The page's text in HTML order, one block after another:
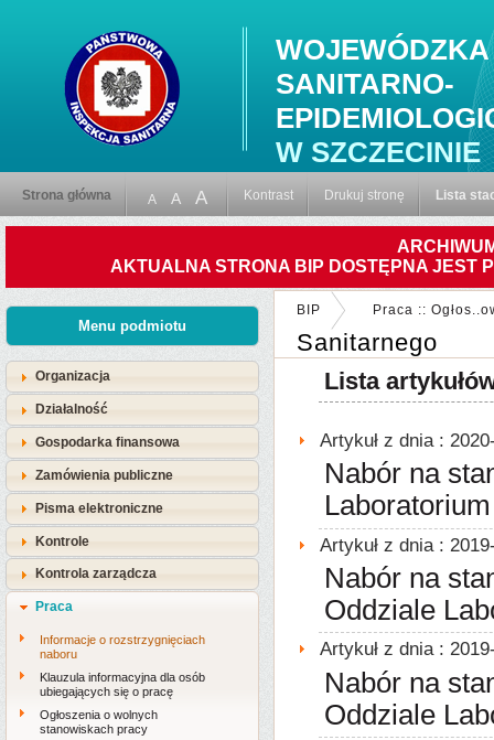
SANITARNO-
W SZCZECINIE
Lista
Drukuj stronę
Kontrast
A A A
Strona główna
AKTUALNA STRONA BIP DOSTĘPNA JEST
Menu podmiotu
Organizacja
Działalność
Gospodarka finansowa
Zamówienia publiczne
Pisma elektroniczne
Kontrole
Kontrola zarządcza
Praca
Informacje o rozstrzygnięciach
naboru
Klauzula informacyjna dla osób
ubiegających się o pracę
Ogłoszenia o wolnych
stanowiskach pracy
BIP Praca ::
Sanitarnego
Lista
Artykuł z dnia :
Nabór na
Artykuł z dnia :
Nabór na
Oddziale
Artykuł z dnia :
Nabór na
Oddziale